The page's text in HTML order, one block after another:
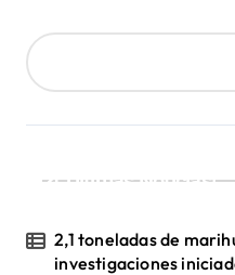
d
s
¡Ultimas Noticias!
2,1 toneladas de
investigaciones